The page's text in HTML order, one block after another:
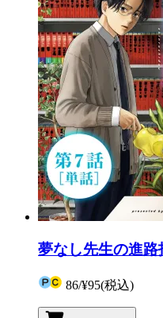
夢なし先生の進路
86/¥95(税込)